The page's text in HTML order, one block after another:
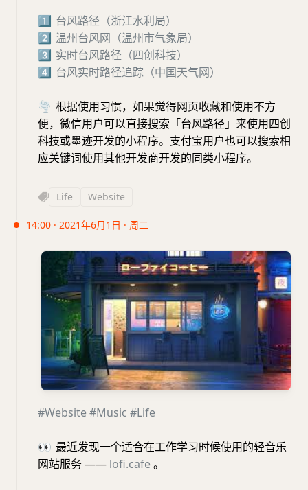
1⃣️ 台风路径（浙江水利局）
2⃣️ 温州台风网（温州市气象局）
3⃣️ 实时台风路径（四创科技）
4⃣️ 台风实时路径追踪（中国天气网）
🌪️ 根据使用习惯，如果觉得网页收藏和使用不方
便，微信用户可以直接搜索「台风路径」来使用四创
科技或墨迹开发的小程序。支付宝用户也可以搜索相
应关键词使用其他开发商开发的同类小程序。
Life Website
14:00 · 2021年6月1日 · 周二
#Website#Music #Life
👀 最近发现一个适合在工作学习时候使用的轻音乐
网站服务 —— lofi.cafe。